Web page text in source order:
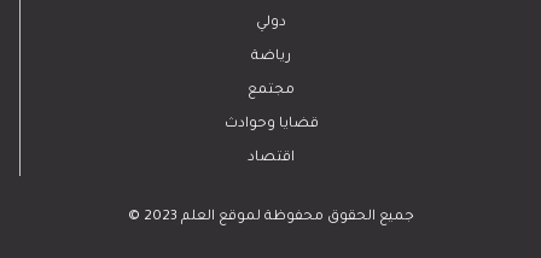
دولي
رياضة
مجتمع
قضايا وحوادث
اقتصاد
© 2023 جميع الحقوق محفوظة لموقع العلم